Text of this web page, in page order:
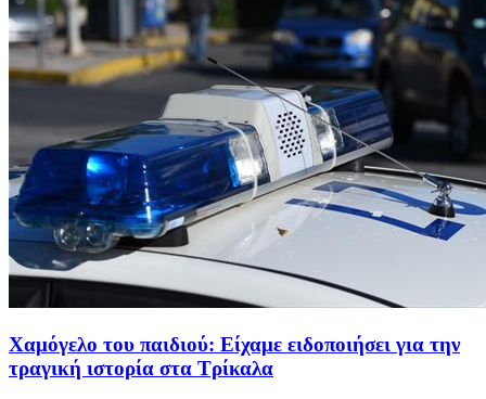
Χαμόγελο του παιδιού: Είχαμε ειδοποιήσει για την
τραγική ιστορία στα Τρίκαλα